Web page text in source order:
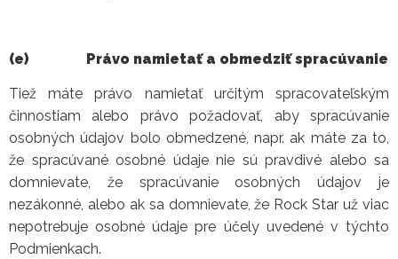
(e) Právo namietať a obmedziť spracúvanie
Tiež máte právo namietať určitým spracovateľským
činnostiam alebo právo požadovať, aby spracúvanie
osobných údajov bolo obmedzené, napr. ak máte za to,
že spracúvané osobné údaje nie sú pravdivé alebo sa
domnievate, že spracúvanie osobných údajov je
nezákonné, alebo ak sa domnievate, že Rock Star už viac
nepotrebuje osobné údaje pre účely uvedené v týchto
Podmienkach.